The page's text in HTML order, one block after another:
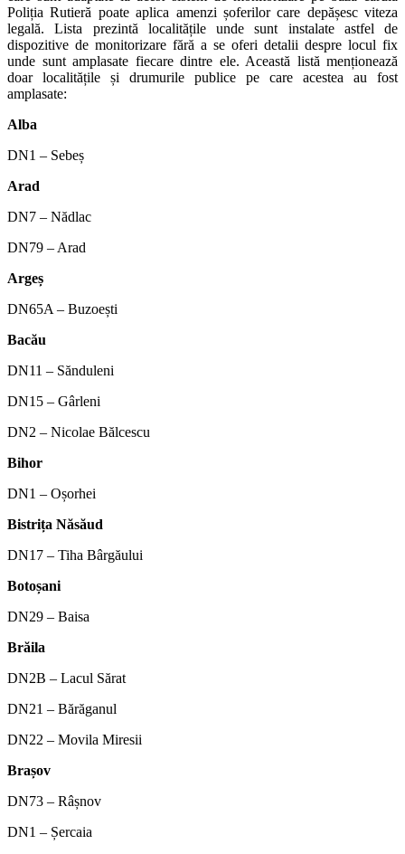
Poliția Rutieră poate aplica amenzi șoferilor care depășesc viteza
legală. Lista prezintă localitățile unde sunt instalate astfel de
dispozitive de monitorizare fără a se oferi detalii despre locul fix
unde sunt amplasate fiecare dintre ele. Această listă menționează
doar localitățile și drumurile publice pe care acestea au fost
amplasate:
Alba
DN1 – Sebeș
Arad
DN7 – Nădlac
DN79 – Arad
Argeș
DN65A – Buzoești
Bacău
DN11 – Sănduleni
DN15 – Gârleni
DN2 – Nicolae Bălcescu
Bihor
DN1 – Oșorhei
Bistrița Năsăud
DN17 – Tiha Bârgăului
Botoșani
DN29 – Baisa
Brăila
DN2B – Lacul Sărat
DN21 – Bărăganul
DN22 – Movila Miresii
Brașov
DN73 – Râșnov
DN1 – Șercaia